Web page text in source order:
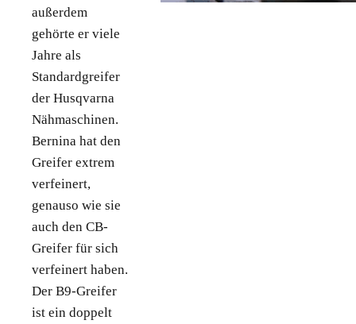
außerdem
gehörte er viele
Jahre als
Standardgreifer
der Husqvarna
Nähmaschinen.
Bernina hat den
Greifer extrem
verfeinert,
genauso wie sie
auch den CB-
Greifer für sich
verfeinert haben.
Der B9-Greifer
ist ein doppelt